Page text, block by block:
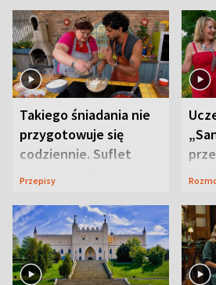
Takiego śniadania nie
przygotowuje się
codziennie. Suflet
serowy zachwyca
Przepisy
Te